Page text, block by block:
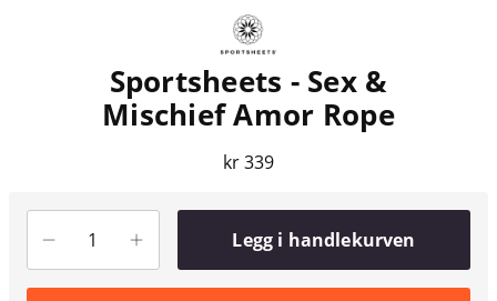
Sportsheets - Sex &
Mischief Amor Rope
kr 339
Legg i handlekurven